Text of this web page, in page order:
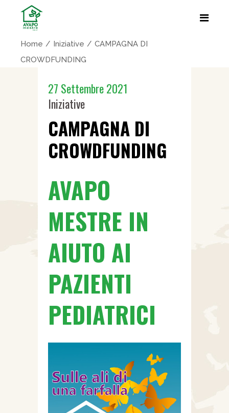
Home Iniziative
CAMPAGNA DI
CROWDFUNDING
27 Settembre 2021
Iniziative
CAMPAGNA DI
CROWDFUNDING
AVAPO
MESTRE IN
AIUTO AI
PAZIENTI
PEDIATRICI